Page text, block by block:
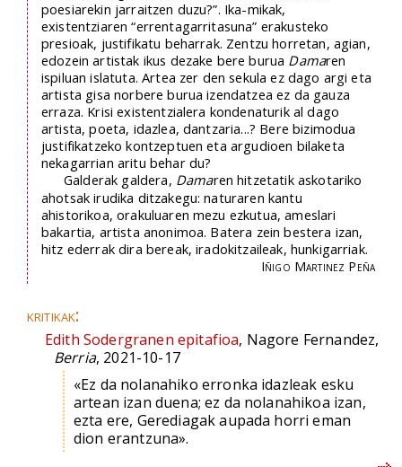
poesiarekin jarraitzen duzu?”. Ika-mikak,
existentziaren “errentagarritasuna” erakusteko
presioak, justifikatu beharrak. Zentzu horretan, agian,
edozein artistak ikus dezake bere burua Damaren
ispiluan islatuta. Artea zer den sekula ez dago argi eta
artista gisa norbere burua izendatzea ez da gauza
erraza. Krisi existentzialera kondenaturik al dago
artista, poeta, idazlea, dantzaria...? Bere bizimodua
justifikatzeko kontzeptuen eta argudioen bilaketa
nekagarrian aritu behar du?
Galderak galdera, Damaren hitzetatik askotariko
ahotsak irudika ditzakegu: naturaren kantu
ahistorikoa, orakuluaren mezu ezkutua, ameslari
bakartia, artista anonimoa. Batera zein bestera izan,
hitz ederrak dira bereak, iradokitzaileak, hunkigarriak.
Iñigo Martinez Peña
kritikak:
Edith Sodergranen epitafioa, Nagore Fernandez,
Berria, 2021-10-17
«Ez da nolanahiko erronka idazleak esku
artean izan duena; ez da nolanahikoa izan,
ezta ere, Gerediagak aupada horri eman
dion erantzuna».